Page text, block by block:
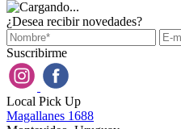
¿Desea recibir novedades?
Suscribirme
Local Pick Up
Magallanes 1688